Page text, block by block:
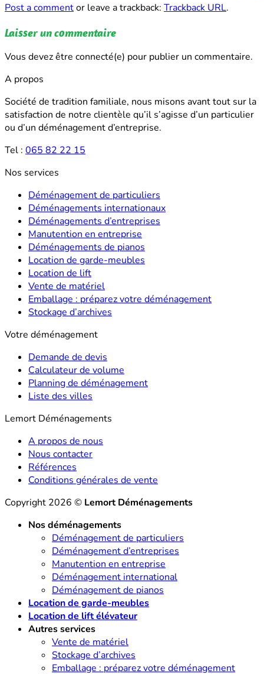
Post a commentor leave a trackback: Trackback URL.
Laisser un commentaire
Vous devez être connecté(e) pour publier un commentaire.
A propos
Société de tradition familiale, nous misons avant tout sur la
satisfaction de notre clientèle qu’il s’agisse d’un particulier
ou d’un déménagement d’entreprise.
Tel : 065 82 22 15
Nos services
Déménagement de particuliers
Déménagements internationaux
Déménagements d’entreprises
Manutention en entreprise
Déménagements de pianos
Location de garde-meubles
Location de lift
Vente de matériel
Emballage : préparez votre déménagement
Stockage d’archives
Votre déménagement
Demande de devis
Calculateur de volume
Planning de déménagement
Liste des villes
Lemort Déménagements
A propos de nous
Nous contacter
Références
Conditions générales de vente
Copyright 2026 © Lemort Déménagements
Nos déménagements
Déménagement de particuliers
Déménagement d’entreprises
Manutention en entreprise
Déménagement international
Déménagement de pianos
Location de garde-meubles
Location de lift élévateur
Autres services
Vente de matériel
Stockage d’archives
Emballage : préparez votre déménagement